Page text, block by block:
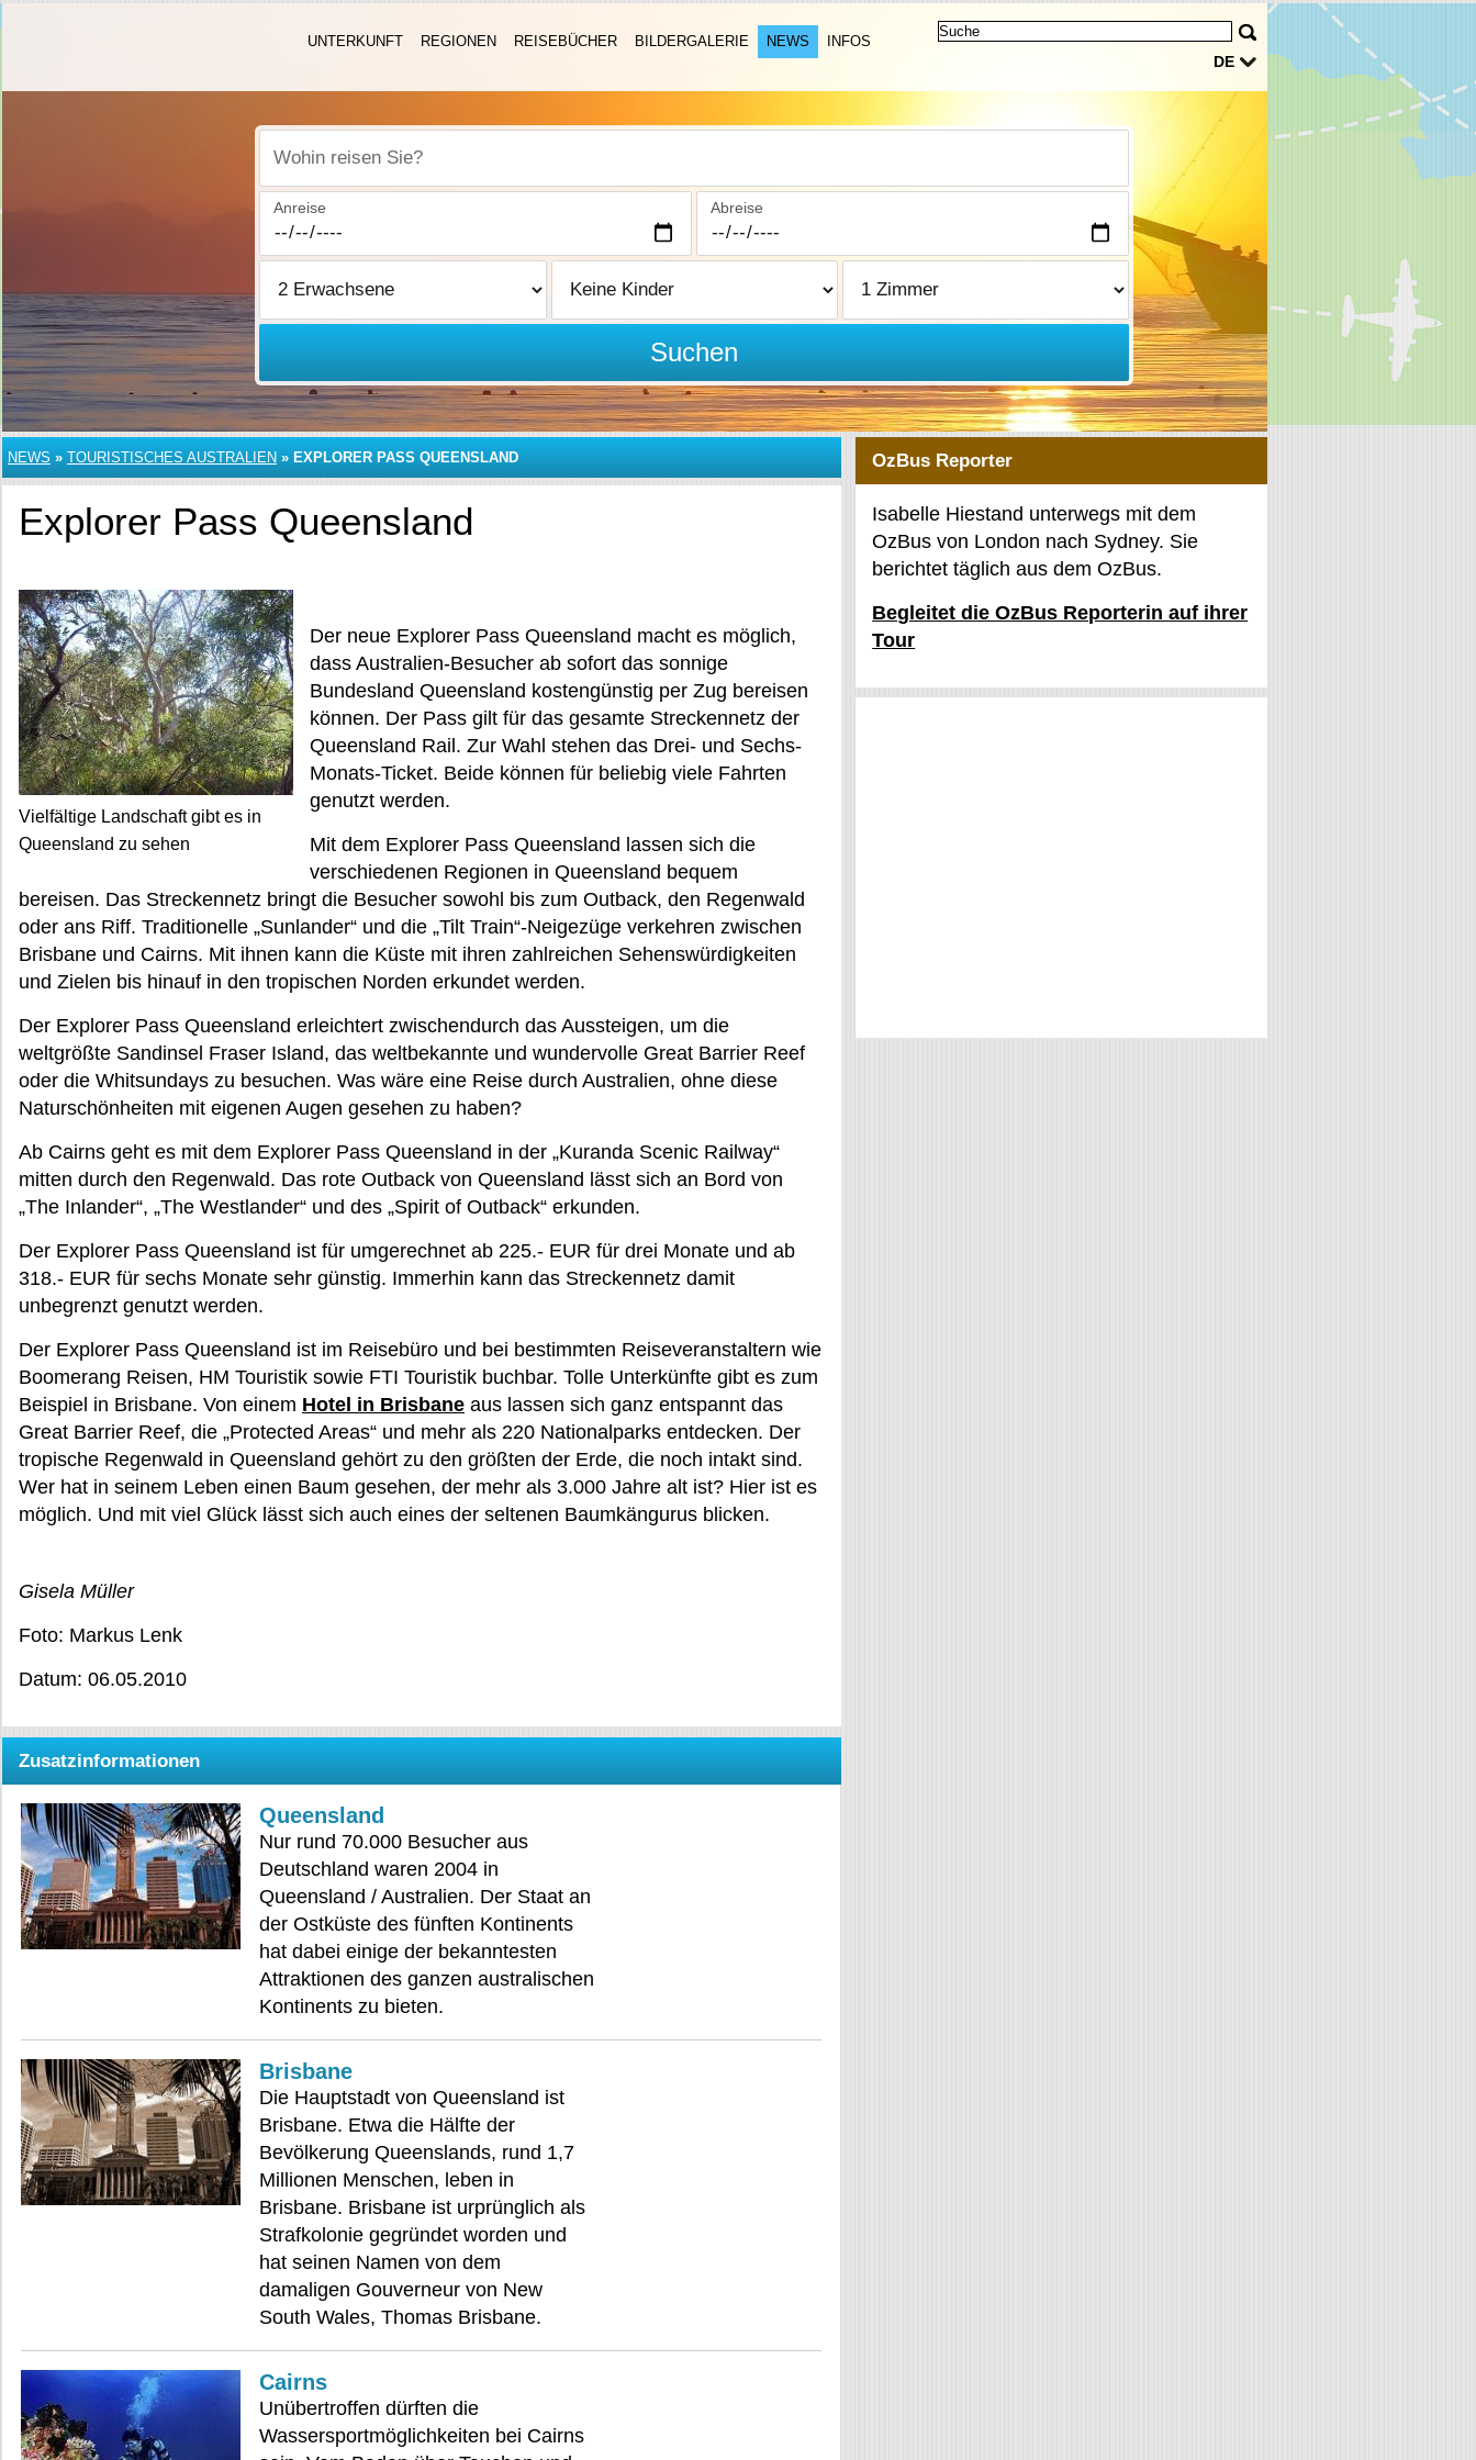
DE
UNTERKUNFT REGIONEN REISEBÜCHER BILDERGALERIE NEWS INFOS
Wohin reisen Sie?
Anreise Abreise
Suchen
NEWS » TOURISTISCHES AUSTRALIEN » EXPLORER PASS QUEENSLAND
Explorer Pass Queensland
Vielfältige Landschaft gibt es in
Queensland zu sehen
Der neue Explorer Pass Queensland macht es möglich,
dass Australien-Besucher ab sofort das sonnige
Bundesland Queensland kostengünstig per Zug bereisen
können. Der Pass gilt für das gesamte Streckennetz der
Queensland Rail. Zur Wahl stehen das Drei- und Sechs-
Monats-Ticket. Beide können für beliebig viele Fahrten
genutzt werden.
Mit dem Explorer Pass Queensland lassen sich die
verschiedenen Regionen in Queensland bequem
bereisen. Das Streckennetz bringt die Besucher sowohl bis zum Outback, den Regenwald
oder ans Riff. Traditionelle „Sunlander“ und die „Tilt Train“-Neigezüge verkehren zwischen
Brisbane und Cairns. Mit ihnen kann die Küste mit ihren zahlreichen Sehenswürdigkeiten
und Zielen bis hinauf in den tropischen Norden erkundet werden.
Der Explorer Pass Queensland erleichtert zwischendurch das Aussteigen, um die
weltgrößte Sandinsel Fraser Island, das weltbekannte und wundervolle Great Barrier Reef
oder die Whitsundays zu besuchen. Was wäre eine Reise durch Australien, ohne diese
Naturschönheiten mit eigenen Augen gesehen zu haben?
Ab Cairns geht es mit dem Explorer Pass Queensland in der „Kuranda Scenic Railway“
mitten durch den Regenwald. Das rote Outback von Queensland lässt sich an Bord von
„The Inlander“, „The Westlander“ und des „Spirit of Outback“ erkunden.
Der Explorer Pass Queensland ist für umgerechnet ab 225.- EUR für drei Monate und ab
318.- EUR für sechs Monate sehr günstig. Immerhin kann das Streckennetz damit
unbegrenzt genutzt werden.
Der Explorer Pass Queensland ist im Reisebüro und bei bestimmten Reiseveranstaltern wie
Boomerang Reisen, HM Touristik sowie FTI Touristik buchbar. Tolle Unterkünfte gibt es zum
Beispiel in Brisbane. Von einem Hotel in Brisbane aus lassen sich ganz entspannt das
Great Barrier Reef, die „Protected Areas“ und mehr als 220 Nationalparks entdecken. Der
tropische Regenwald in Queensland gehört zu den größten der Erde, die noch intakt sind.
Wer hat in seinem Leben einen Baum gesehen, der mehr als 3.000 Jahre alt ist? Hier ist es
möglich. Und mit viel Glück lässt sich auch eines der seltenen Baumkängurus blicken.
Gisela Müller
Foto: Markus Lenk
Datum: 06.05.2010
Zusatzinformationen
Queensland
Nur rund 70.000 Besucher aus
Deutschland waren 2004 in
Queensland / Australien. Der Staat an
der Ostküste des fünften Kontinents
hat dabei einige der bekanntesten
Attraktionen des ganzen australischen
Kontinents zu bieten.
Brisbane
Die Hauptstadt von Queensland ist
Brisbane. Etwa die Hälfte der
Bevölkerung Queenslands, rund 1,7
Millionen Menschen, leben in
Brisbane. Brisbane ist urprünglich als
Strafkolonie gegründet worden und
hat seinen Namen von dem
damaligen Gouverneur von New
South Wales, Thomas Brisbane.
Cairns
Unübertroffen dürften die
Wassersportmöglichkeiten bei Cairns
OzBus Reporter
Isabelle Hiestand unterwegs mit dem
OzBus von London nach Sydney. Sie
berichtet täglich aus dem OzBus.
Begleitet die OzBus Reporterin auf ihrer
Tour